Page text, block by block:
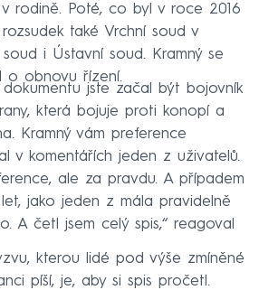
rodině. Poté, co byl v roce 2016
také Vrchní soud v
i Ústavní soud. Kramný se
o obnovu řízení.
dokumentu jste začal být bojovník
která bojuje proti konopí a
Kramný vám preference
v komentářích jeden z uživatelů.
ale za pravdu. A případem
jako jeden z mála pravidelně
A četl jsem celý spis,“ reagoval
kterou lidé pod výše zmíněné
píší, je, aby si spis pročetl.